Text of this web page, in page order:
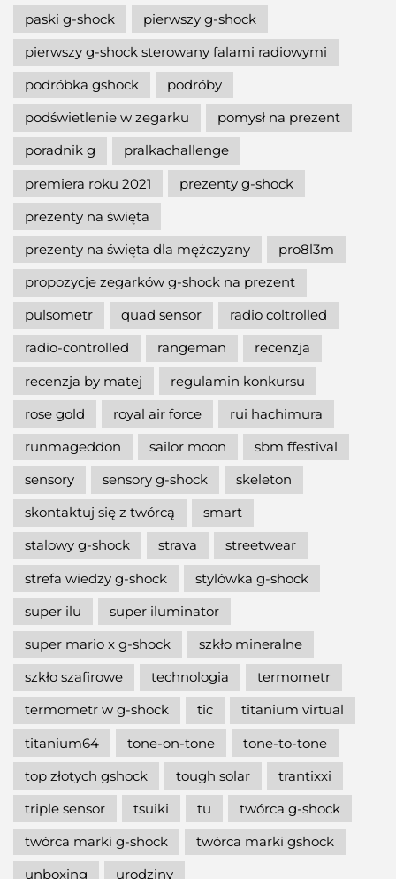
paski g-shock
pierwszy g-shock
pierwszy g-shock sterowany falami radiowymi
podróbka gshock
podróby
podświetlenie w zegarku
pomysł na prezent
poradnik g
pralkachallenge
premiera roku 2021
prezenty g-shock
prezenty na święta
prezenty na święta dla mężczyzny
pro8l3m
propozycje zegarków g-shock na prezent
pulsometr
quad sensor
radio coltrolled
radio-controlled
rangeman
recenzja
recenzja by matej
regulamin konkursu
rose gold
royal air force
rui hachimura
runmageddon
sailor moon
sbm ffestival
sensory
sensory g-shock
skeleton
skontaktuj się z twórcą
smart
stalowy g-shock
strava
streetwear
strefa wiedzy g-shock
stylówka g-shock
super ilu
super iluminator
super mario x g-shock
szkło mineralne
szkło szafirowe
technologia
termometr
termometr w g-shock
tic
titanium virtual
titanium64
tone-on-tone
tone-to-tone
top złotych gshock
tough solar
trantixxi
triple sensor
tsuiki tu
twórca g-shock
twórca marki g-shock
twórca marki gshock
unboxing
urodziny